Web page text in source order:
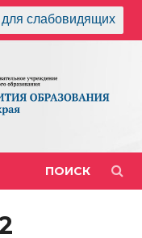
слабовидящих
ПОИСК